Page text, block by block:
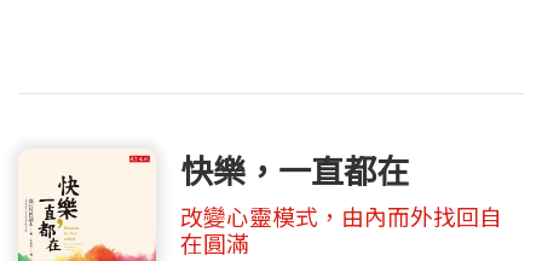
快樂，一直都在
改變心靈模式，由內而外找回自
在圓滿